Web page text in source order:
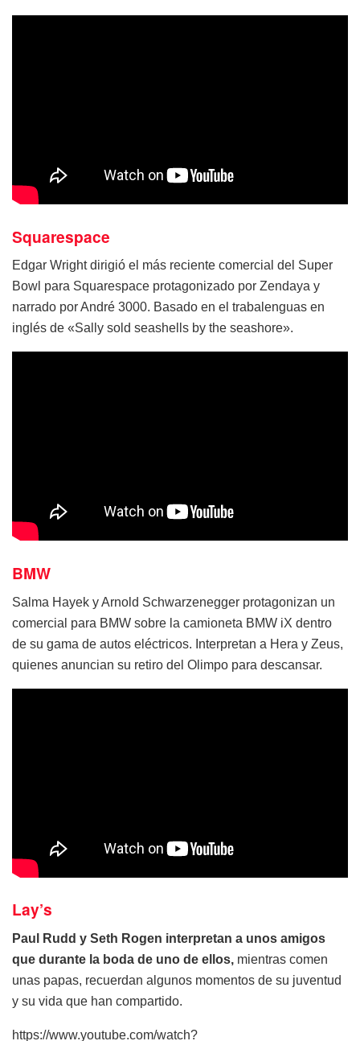
Squarespace
Edgar Wright dirigió el más reciente comercial del Super
Bowl para Squarespace protagonizado por Zendaya y
narrado por André 3000. Basado en el trabalenguas en
inglés de «Sally sold seashells by the seashore».
BMW
Salma Hayek y Arnold Schwarzenegger protagonizan un
comercial para BMW sobre la camioneta BMW iX dentro
de su gama de autos eléctricos. Interpretan a Hera y Zeus,
quienes anuncian su retiro del Olimpo para descansar.
Lay’s
Paul Rudd y Seth Rogen interpretan a unos amigos
que durante la boda de uno de ellos, mientras comen
unas papas, recuerdan algunos momentos de su juventud
y su vida que han compartido.
https://www.youtube.com/watch?